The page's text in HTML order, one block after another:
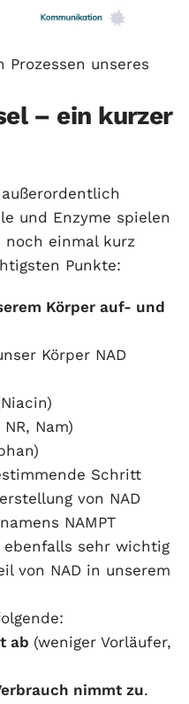
Prozessen unseres
– ein kurzer
und Enzyme spielen
noch einmal kurz
Punkte:
Körper auf- und
Körper NAD
Nam)
Schritt
von NAD
NAMPT
ebenfalls sehr wichtig
von NAD in unserem
ab (weniger Vorläufer,
nimmt zu.